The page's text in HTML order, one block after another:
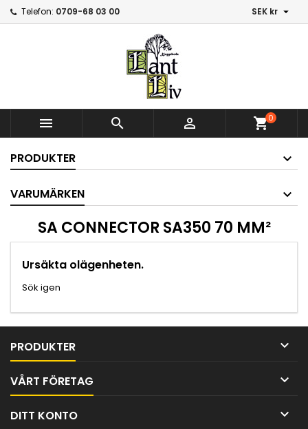
Telefon: 0709-68 03 00 SEK kr 
   shopping_cart0
PRODUKTER
VARUMÄRKEN
SA CONNECTOR SA350 70 MM²
Ursäkta olägenheten.
Sök igen
PRODUKTER 
VÅRT FÖRETAG 
DITT KONTO 